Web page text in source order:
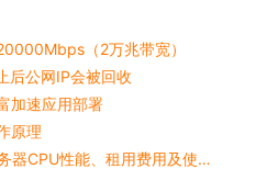
（2万兆带宽）
后公网IP会被回收
加速应用部署
原理
阿里云通用算力型u1云服务器CPU性能、租用费用及使用限制说明